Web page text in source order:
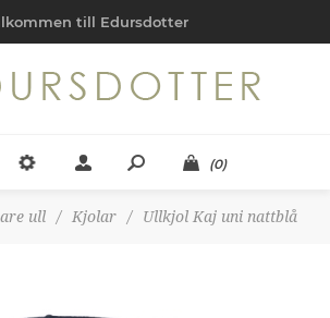
till Edursdotter
(0)
ull / Kjolar / Ullkjol Kaj uni nattblå